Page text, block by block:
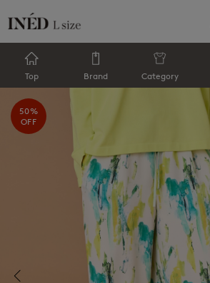
Top Brand Category
50%
OFF